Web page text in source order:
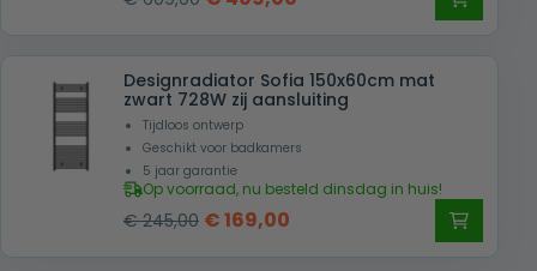
was:
€ 609,00.
is:
€ 409,00.
Designradiator Sofia 150x60cm mat
zwart 728W zij aansluiting
Tijdloos ontwerp
Geschikt voor badkamers
5 jaar garantie
Op voorraad, nu besteld dinsdag in huis!
€245,00 Oorspronkelijke
€169,00